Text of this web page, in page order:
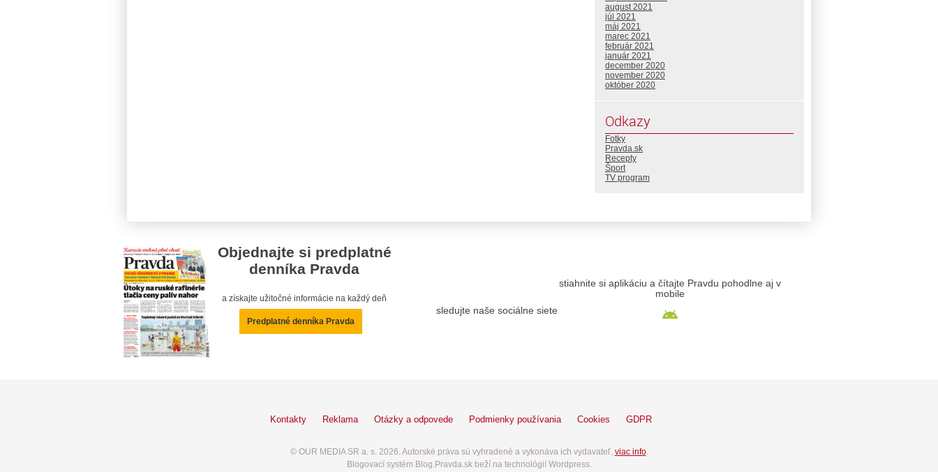
august 2021
júl 2021
máj 2021
marec 2021
február 2021
január 2021
december 2020
november 2020
október 2020
Odkazy
Fotky
Pravda.sk
Recepty
Šport
TV program
Objednajte si predplatné
denníka Pravda
a získajte užitočné informácie na každý deň
Predplatné denníka Pravda
sledujte naše sociálne siete
stiahnite si aplikáciu a čítajte Pravdu pohodlne aj v
mobile
Kontakty Reklama Otázky a odpovede Podmienky používania Cookies GDPR
© OUR MEDIA SR a. s. 2026. Autorské práva sú vyhradené a vykonáva ich vydavateľ, viac info.
Blogovací systém Blog.Pravda.sk beží na technológií Wordpress.